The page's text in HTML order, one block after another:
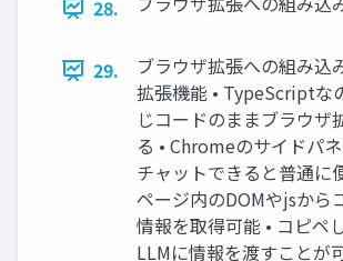
28.
29.
ブラウザ拡張への組み込
拡張機能 • TypeScriptな
じコードのままブラウザ
る • Chromeのサイドパ
チャットできると普通に
ページ内のDOMやjsから
情報を取得可能 • コピペ
LLMに情報を渡すことが